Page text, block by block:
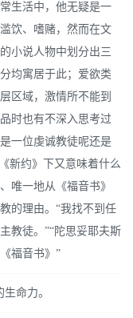
生活中，他无疑是一
饮、嗜赌，然而在文
小说人物中划分出三
均寓居于此；爱欲类
区域，激情所不能到
时也有不深入思考过
一位虔诚教徒呢还是
新约》下又意味着什么
唯一地从《福音书》
的理由。“我找不到任
教徒。”“陀思妥耶夫斯
福音书》”
命力。